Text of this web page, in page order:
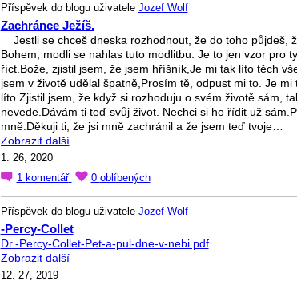
Příspěvek do blogu uživatele Jozef Wolf
Zachránce Ježíš.
Jestli se chceš dneska rozhodnout, že do toho půjdeš,
Bohem, modli se nahlas tuto modlitbu. Je to jen vzor pro
říct.Bože, zjistil jsem, že jsem hříšník,Je mi tak líto těch
jsem v životě udělal špatně,Prosím tě, odpust mi to. Je mi
líto.Zjistil jsem, že když si rozhoduju o svém životě sám,
nevede.Dávám ti teď svůj život. Nechci si ho řídit už
mně.Děkuji ti, že jsi mně zachránil a že jsem teď tvoje…
Zobrazit další
1. 26, 2020
1 komentář 0 oblíbených
Příspěvek do blogu uživatele Jozef Wolf
-Percy-Collet
Dr.-Percy-Collet-Pet-a-pul-dne-v-nebi.pdf
Zobrazit další
12. 27, 2019